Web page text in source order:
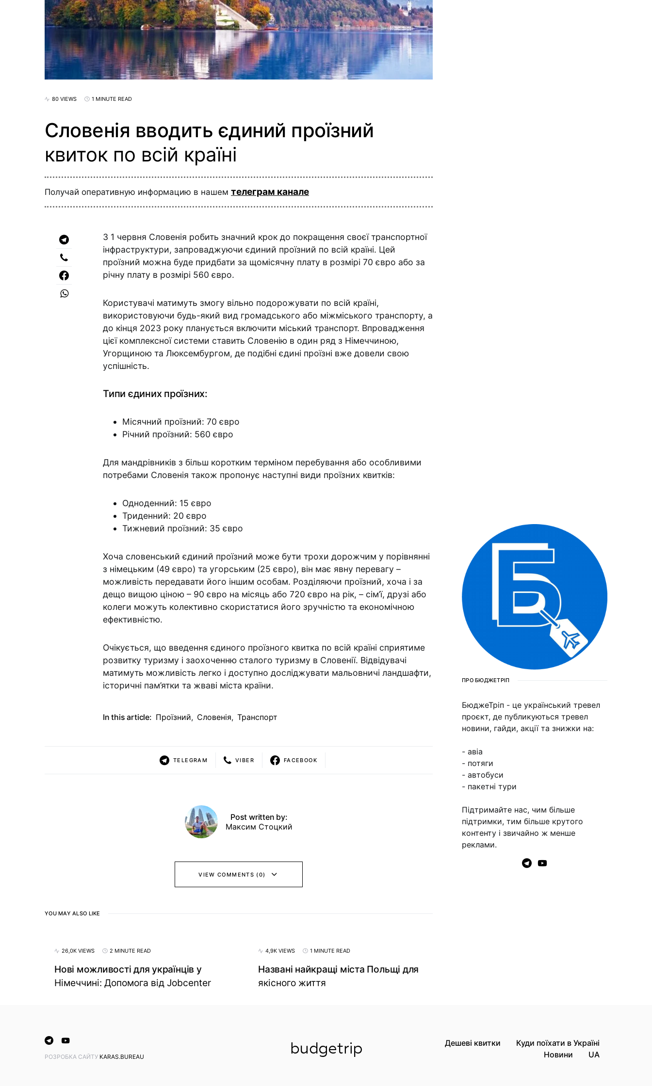
80 VIEWS 1 MINUTE READ
Словенія вводить єдиний проїзний
квиток по всій країні
Получай оперативную информацию в нашем телеграм канале
З 1 червня Словенія робить значний крок до покращення своєї транспортної
інфраструктури, запроваджуючи єдиний проїзний по всій країні. Цей
проїзний можна буде придбати за щомісячну плату в розмірі 70 євро або за
річну плату в розмірі 560 євро.
Користувачі матимуть змогу вільно подорожувати по всій країні,
використовуючи будь-який вид громадського або міжміського транспорту, а
до кінця 2023 року планується включити міський транспорт. Впровадження
цієї комплексної системи ставить Словенію в один ряд з Німеччиною,
Угорщиною та Люксембургом, де подібні єдині проїзні вже довели свою
успішність.
Типи єдиних проїзних:
Місячний проїзний: 70 євро
Річний проїзний: 560 євро
Для мандрівників з більш коротким терміном перебування або особливими
потребами Словенія також пропонує наступні види проїзних квитків:
Одноденний: 15 євро
Триденний: 20 євро
Тижневий проїзний: 35 євро
Хоча словенський єдиний проїзний може бути трохи дорожчим у порівнянні
з німецьким (49 євро) та угорським (25 євро), він має явну перевагу –
можливість передавати його іншим особам. Розділяючи проїзний, хоча і за
дещо вищою ціною – 90 євро на місяць або 720 євро на рік, – сім’ї, друзі або
колеги можуть колективно скористатися його зручністю та економічною
ефективністю.
Очікується, що введення єдиного проїзного квитка по всій країні сприятиме
розвитку туризму і заохоченню сталого туризму в Словенії. Відвідувачі
матимуть можливість легко і доступно досліджувати мальовничі ландшафти,
історичні пам’ятки та жваві міста країни.
In this article: Проїзний, Словенія, Транспорт
TELEGRAM VIBER FACEBOOK
Post written by:
Максим Стоцкий
VIEW COMMENTS (0)
YOU MAY ALSO LIKE
26,0K VIEWS 2 MINUTE READ
Нові можливості для українців у
Німеччині: Допомога від Jobcenter
4,9K VIEWS 1 MINUTE READ
Названі найкращі міста Польщі для
якісного життя
ПРО БЮДЖЕТРІП
БюджеТріп - це український тревел
проєкт, де публикуються тревел
новини, гайди, акції та знижки на:
- авіа
- потяги
- автобуси
- пакетні тури
Підтримайте нас, чим більше
підтримки, тим більше крутого
контенту і звичайно ж менше
реклами.
PОЗРОБКА САЙТУ KARAS.BUREAU
Дешеві квитки
Куди поїхати в Україні
Новини
UA